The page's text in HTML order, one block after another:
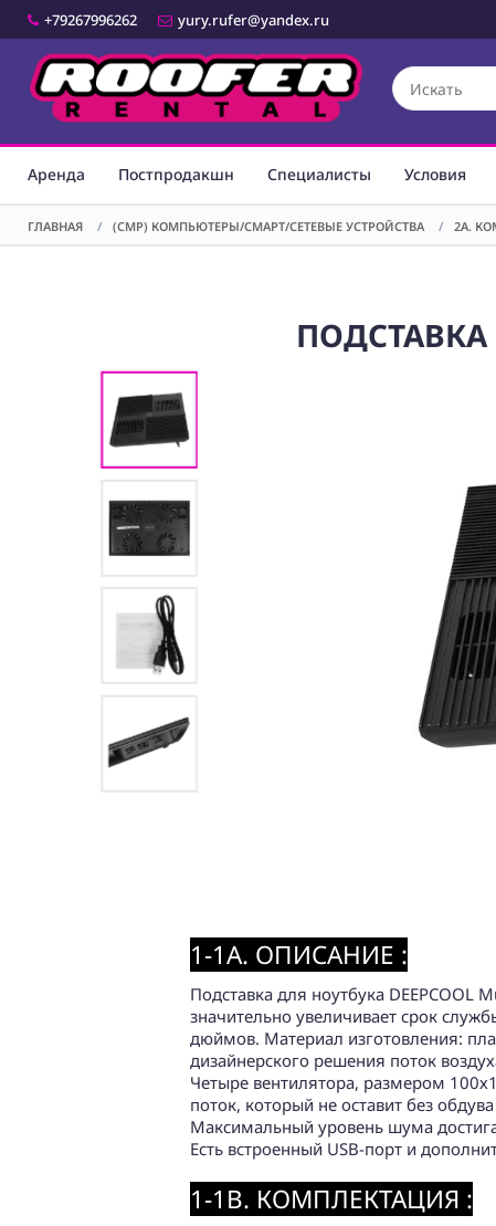
+79267996262 yury.rufer@yandex.ru
Аренда Постпродакшн Специалисты Условия
ГЛАВНАЯ / (CMP) КОМПЬЮТЕРЫ/СМАРТ/СЕТЕВЫЕ УСТРОЙСТВА / 2A.
ПОДСТАВКА
1-1A. ОПИСАНИЕ :
Подставка для ноутбука
значительно увеличивает срок
дюймов. Материал изготовления:
дизайнерского решения поток
Четыре вентилятора, размером
поток, который не оставит без
Максимальный уровень шума
Есть встроенный USB-порт и
1-1B. КОМПЛЕКТАЦИЯ :